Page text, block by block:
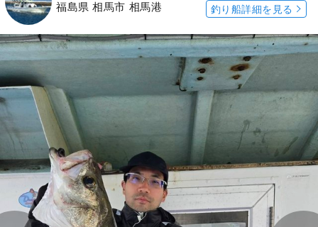
福島県 相馬市 相馬港 釣り船詳細を見る